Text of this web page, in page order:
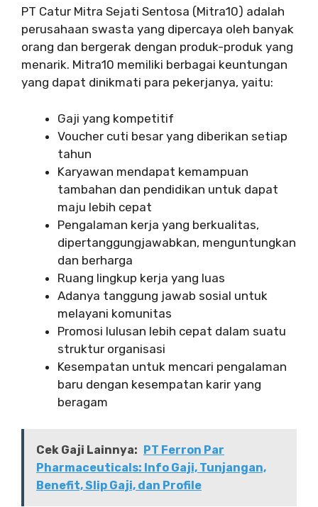
PT Catur Mitra Sejati Sentosa (Mitra10) adalah
perusahaan swasta yang dipercaya oleh banyak
orang dan bergerak dengan produk-produk yang
menarik. Mitra10 memiliki berbagai keuntungan
yang dapat dinikmati para pekerjanya, yaitu:
Gaji yang kompetitif
Voucher cuti besar yang diberikan setiap
tahun
Karyawan mendapat kemampuan
tambahan dan pendidikan untuk dapat
maju lebih cepat
Pengalaman kerja yang berkualitas,
dipertanggungjawabkan, menguntungkan
dan berharga
Ruang lingkup kerja yang luas
Adanya tanggung jawab sosial untuk
melayani komunitas
Promosi lulusan lebih cepat dalam suatu
struktur organisasi
Kesempatan untuk mencari pengalaman
baru dengan kesempatan karir yang
beragam
Cek Gaji Lainnya:
PT Ferron Par
Pharmaceuticals: Info Gaji, Tunjangan,
Benefit, Slip Gaji, dan Profile